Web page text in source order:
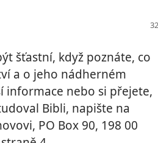
šťastní, když poznáte, co
a o jeho nádherném
informace nebo si přejete,
Bibli, napište na
PO Box 90, 198 00